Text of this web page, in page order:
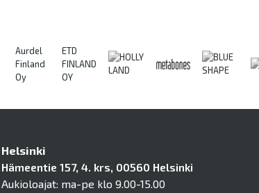
Aurdel
Finland
Oy
ETD
FINLAND
OY
Helsinki
Hämeentie 157, 4. krs, 00560 Helsinki
Aukioloajat: ma-pe klo 9.00-15.00